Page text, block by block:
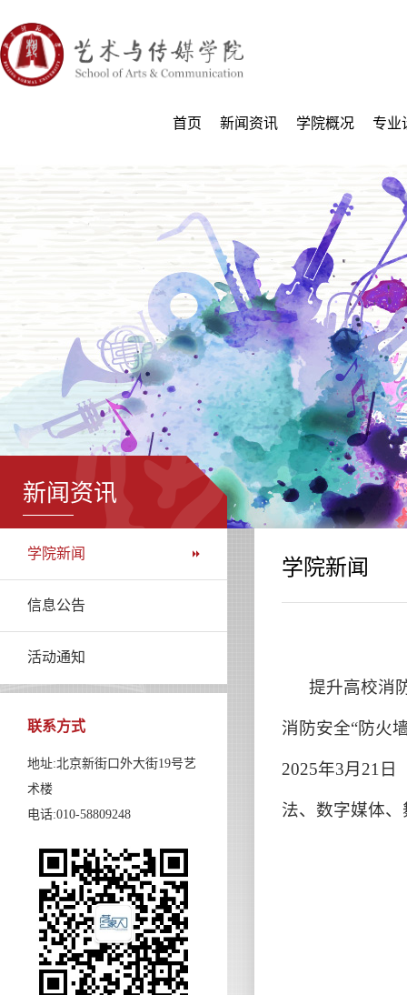
首页 新闻资讯 学院概况 专业
新闻资讯
学院新闻
信息公告
活动通知
联系方式
地址:北京新街口外大街19号艺
术楼
电话:010-58809248
学院新闻
提升高校消防
消防安全“防火
2025年3月21日
法、数字媒体